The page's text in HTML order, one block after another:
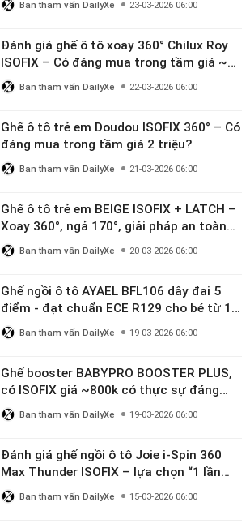
Ban tham vấn DailyXe 23-03-2026 06:00
Đánh giá ghế ô tô xoay 360° Chilux Roy
ISOFIX – Có đáng mua trong tầm giá ~3
triệu
Ban tham vấn DailyXe 22-03-2026 06:00
Ghế ô tô trẻ em Doudou ISOFIX 360° – Có
đáng mua trong tầm giá 2 triệu?
Ban tham vấn DailyXe 21-03-2026 06:00
Ghế ô tô trẻ em BEIGE ISOFIX + LATCH –
Xoay 360°, ngả 170°, giải pháp an toàn
linh hoạt cho bé 0–10 tuổi
Ban tham vấn DailyXe 20-03-2026 06:00
Ghế ngồi ô tô AYAEL BFL106 dây đai 5
điểm - đạt chuẩn ECE R129 cho bé từ 1–
10 tuổi
Ban tham vấn DailyXe 19-03-2026 06:00
Ghế booster BABYPRO BOOSTER PLUS,
có ISOFIX giá ~800k có thực sự đáng
mua?
Ban tham vấn DailyXe 19-03-2026 06:00
Đánh giá ghế ngồi ô tô Joie i-Spin 360
Max Thunder ISOFIX – lựa chọn “1 lần
dùng đến 12 năm” có đáng giá gần 9
triệu?
Ban tham vấn DailyXe 15-03-2026 06:00